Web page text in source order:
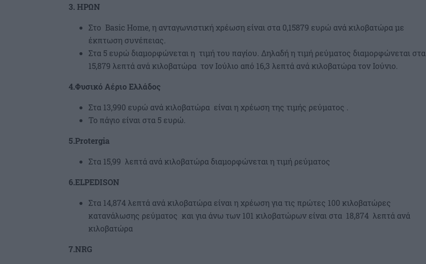
3. ΗΡΩΝ
Στο Basic Home, η ανταγωνιστική χρέωση είναι στα 0,15879 ευρώ ανά κιλοβατώρα με
έκπτωση συνέπειας.
Στα 5 ευρώ διαμορφώνεται η τιμή του παγίου. Δηλαδή η τιμή ρεύματος διαμορφώνεται στα
15,879 λεπτά ανά κιλοβατώρα τον Ιούλιο από 16,3 λεπτά ανά κιλοβατώρα τον Ιούνιο.
4.Φυσικό Αέριο Ελλάδος
Στα 13,990 ευρώ ανά κιλοβατώρα είναι η χρέωση της τιμής ρεύματος .
Το πάγιο είναι στα 5 ευρώ.
5.Protergia
Στα 15,99 λεπτά ανά κιλοβατώρα διαμορφώνεται η τιμή ρεύματος
6.ELPEDISON
Στα 14,874 λεπτά ανά κιλοβατώρα είναι η χρέωση για τις πρώτες 100 κιλοβατώρες
κατανάλωσης ρεύματος και για άνω των 101 κιλοβατώρων είναι στα 18,874 λεπτά ανά
κιλοβατώρα
7.NRG